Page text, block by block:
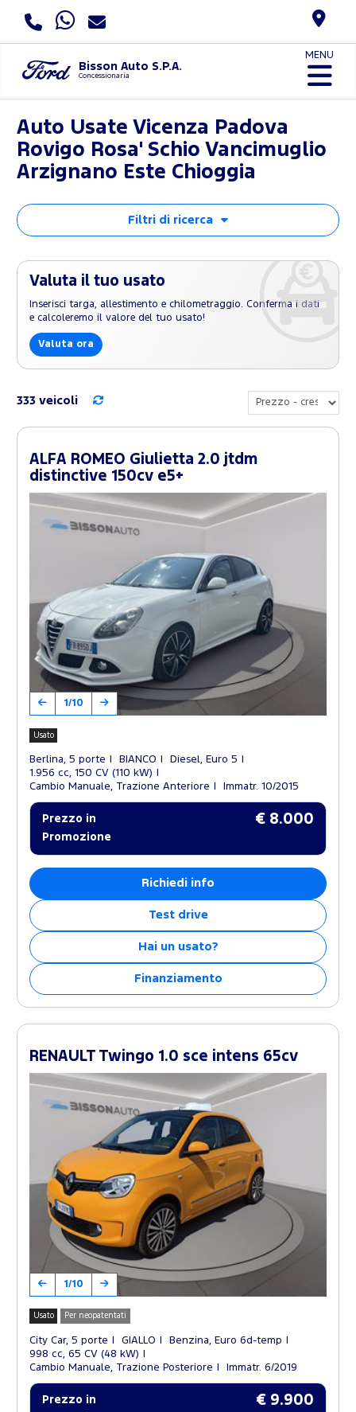
Bisson Auto S.P.A.
Concessionaria
MENU
Auto Usate Vicenza Padova
Rovigo Rosa' Schio Vancimuglio
Arzignano Este Chioggia
Filtri di ricerca
Valuta il tuo usato
Inserisci targa, allestimento e chilometraggio. Conferma i dati
e calcoleremo il valore del tuo usato!
Valuta ora
333 veicoli
ALFA ROMEO Giulietta 2.0 jtdm
distinctive 150cv e5+
1/10
Usato
Berlina, 5 porte BIANCO
Diesel, Euro 5
1.956 cc, 150 CV (110 kW)
Cambio Manuale, Trazione Anteriore
Immatr. 10/2015
Prezzo in
Promozione
€ 8.000
Richiedi info
Test drive
Hai un usato?
Finanziamento
RENAULT Twingo 1.0 sce intens 65cv
1/10
Usato Per neopatentati
City Car, 5 porte GIALLO
Benzina, Euro 6d-temp
998 cc, 65 CV (48 kW)
Cambio Manuale, Trazione Posteriore
Immatr. 6/2019
Prezzo in
€ 9.900